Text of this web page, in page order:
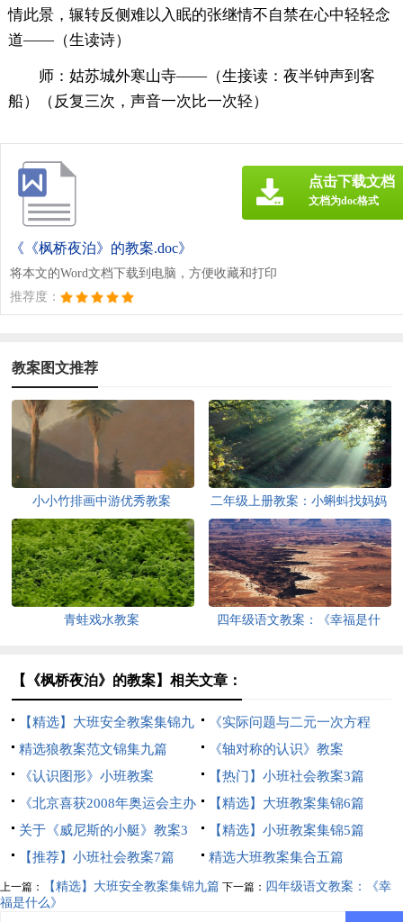
情此景，辗转反侧难以入眠的张继情不自禁在心中轻轻念
道——（生读诗）
师：姑苏城外寒山寺——（生接读：夜半钟声到客
船）（反复三次，声音一次比一次轻）
《《枫桥夜泊》的教案.doc》
将本文的Word文档下载到电脑，方便收藏和打印
推荐度：
点击下载文档
文档为doc格式
教案图文推荐
小小竹排画中游优秀教案 二年级上册教案：小蝌蚪找妈妈
青蛙戏水教案
四年级语文教案：《幸福是什
【《枫桥夜泊》的教案】相关文章：
【精选】大班安全教案集锦九
篇
《实际问题与二元一次方程
组》教案
精选狼教案范文锦集九篇
《轴对称的认识》教案
《认识图形》小班教案
【热门】小班社会教案3篇
《北京喜获2008年奥运会主办
权》教案
【精选】大班教案集锦6篇
关于《威尼斯的小艇》教案3
篇
【精选】小班教案集锦5篇
【推荐】小班社会教案7篇
精选大班教案集合五篇
上一篇： 【精选】大班安全教案集锦九篇 下一篇： 四年级语文教案：《幸
福是什么》